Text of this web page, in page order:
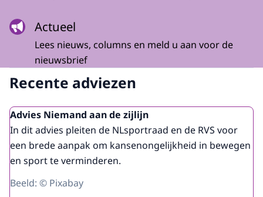
Actueel
Lees nieuws, columns en meld u aan voor de
nieuwsbrief
Recente adviezen
Advies Niemand aan de zijlijn
In dit advies pleiten de NLsportraad en de RVS voor
een brede aanpak om kansenongelijkheid in bewegen
en sport te verminderen.
Beeld: © Pixabay